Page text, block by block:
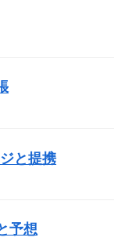
と提携
予想